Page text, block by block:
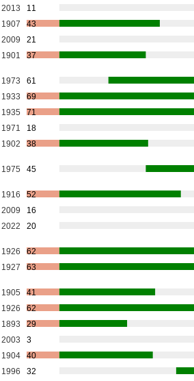
2013
11
1907
43
2009
21
1901 37
1973
61
1933
69
1935
71
1971
18
1902 38
1975 45
1916
52
2009
16
2022 20
1926
62
1927 63
1905
41
1926
62
1893
29
2003
3
1904
40
1996
32